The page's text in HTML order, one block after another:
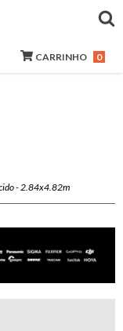
CARRINHO 0
- 2.84x4.82m